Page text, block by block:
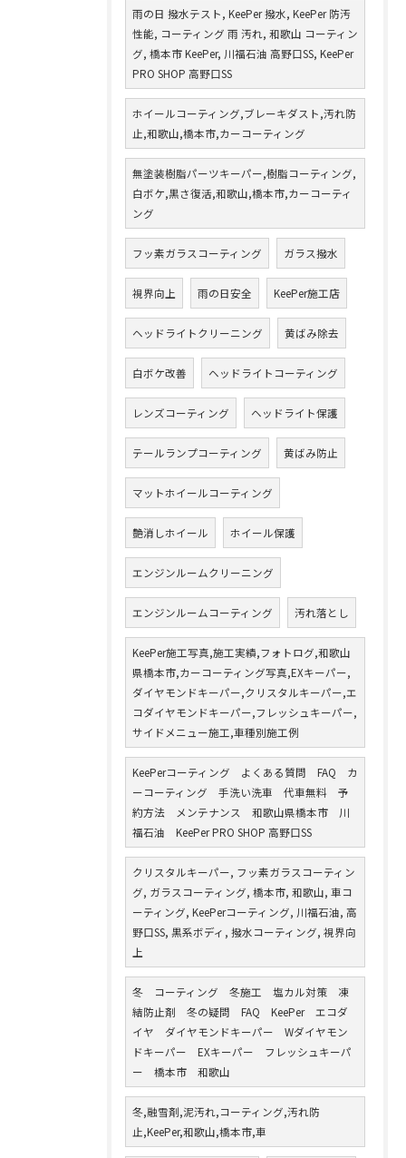
雨の日 撥水テスト, KeePer 撥水, KeePer 防汚
性能, コーティング 雨 汚れ, 和歌山 コーティン
グ, 橋本市 KeePer, 川福石油 高野口SS, KeePer
PRO SHOP 高野口SS
ホイールコーティング,ブレーキダスト,汚れ防
止,和歌山,橋本市,カーコーティング
無塗装樹脂パーツキーパー,樹脂コーティング,
白ボケ,黒さ復活,和歌山,橋本市,カーコーティ
ング
フッ素ガラスコーティング ガラス撥水
視界向上 雨の日安全 KeePer施工店
ヘッドライトクリーニング 黄ばみ除去
白ボケ改善 ヘッドライトコーティング
レンズコーティング ヘッドライト保護
テールランプコーティング 黄ばみ防止
マットホイールコーティング
艶消しホイール ホイール保護
エンジンルームクリーニング
エンジンルームコーティング 汚れ落とし
KeePer施工写真,施工実績,フォトログ,和歌山
県橋本市,カーコーティング写真,EXキーパー,
ダイヤモンドキーパー,クリスタルキーパー,エ
コダイヤモンドキーパー,フレッシュキーパー,
サイドメニュー施工,車種別施工例
KeePerコーティング よくある質問 FAQ カ
ーコーティング 手洗い洗車 代車無料 予
約方法 メンテナンス 和歌山県橋本市 川
福石油 KeePer PRO SHOP 高野口SS
クリスタルキーパー, フッ素ガラスコーティン
グ, ガラスコーティング, 橋本市, 和歌山, 車コ
ーティング, KeePerコーティング, 川福石油, 高
野口SS, 黒系ボディ, 撥水コーティング, 視界向
上
冬 コーティング 冬施工 塩カル対策 凍
結防止剤 冬の疑問 FAQ KeePer エコダ
イヤ ダイヤモンドキーパー Wダイヤモン
ドキーパー EXキーパー フレッシュキーパ
ー 橋本市 和歌山
冬,融雪剤,泥汚れ,コーティング,汚れ防
止,KeePer,和歌山,橋本市,車